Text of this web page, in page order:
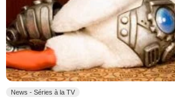
News - Séries à la TV